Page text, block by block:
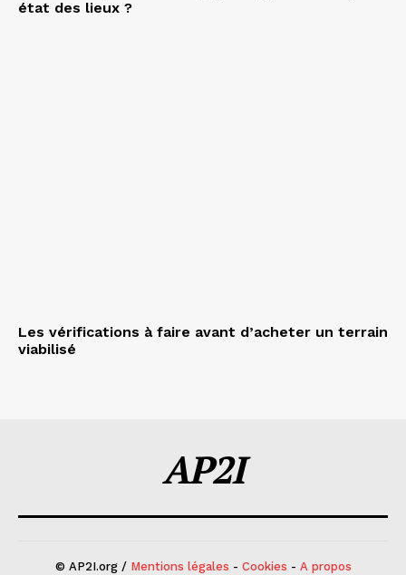
état des lieux ?
Les vérifications à faire avant d’acheter un terrain
viabilisé
AP2I
© AP2I.org / Mentions légales - Cookies - A propos